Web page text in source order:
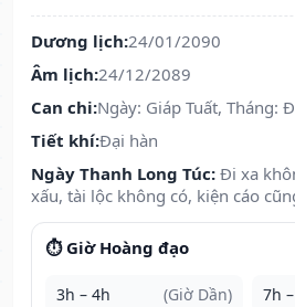
Dương lịch:24/01/2090
Âm lịch:24/12/2089
Can chi:Ngày: Giáp Tuất, Tháng:
Tiết khí:Đại hàn
Ngày Thanh Long Túc: Đi xa
xấu, tài lộc không có, kiện cáo
⏱️ Giờ Hoàng đạo
3h – 4h (Giờ Dần) 7h